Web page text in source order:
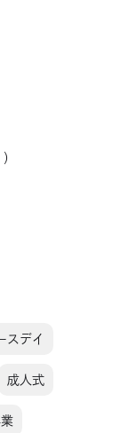
スデイ
成人式